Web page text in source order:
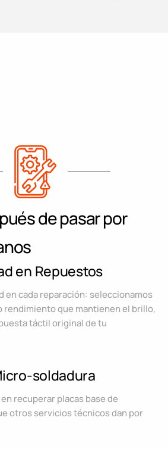
de pasar por
en Repuestos
en cada reparación: seleccionamos
rendimiento que mantienen el brillo,
táctil original de tu
soldadura
recuperar placas base de
otros servicios técnicos dan por